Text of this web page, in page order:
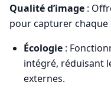
Qualité d’image :
pour capturer chaque
Écologie :
intégré, réduisant
externes.